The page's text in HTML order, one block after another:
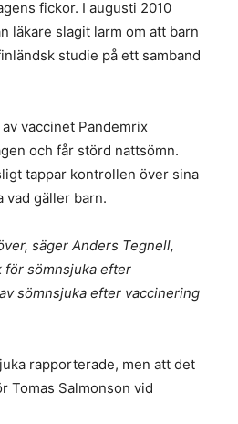
fickor. I augusti 2010
läkare slagit larm om att barn
studie på ett samband
vaccinet Pandemrix
och får störd nattsömn.
tappar kontrollen över sina
vad gäller barn.
säger Anders Tegnell,
för sömnsjuka efter
sömnsjuka efter vaccinering
rapporterade, men att det
Tomas Salmonson vid